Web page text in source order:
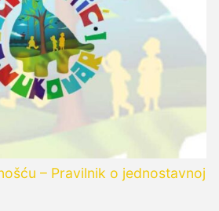
– Pravilnik o jednostavnoj